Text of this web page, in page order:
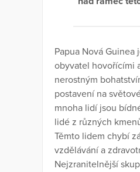
Papua Nová
obyvatel hovořícími
nerostným
postavení na
mnoha lidí jsou
lidé z různých
Těmto lidem chybí
vzdělávání a
Nejzranitelnější